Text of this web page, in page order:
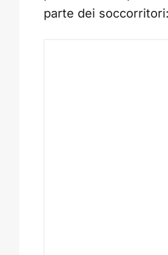
parte dei